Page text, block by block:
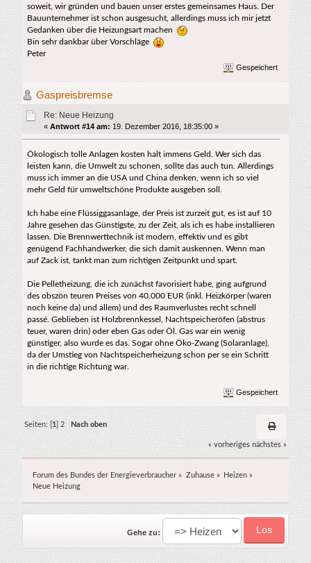
soweit, wir gründen und bauen unser erstes gemeinsames Haus. Der
Bauunternehmer ist schon ausgesucht, allerdings muss ich mir jetzt
Gedanken über die Heizungsart machen
Bin sehr dankbar über Vorschläge
Peter
Gespeichert
Gaspreisbremse
Re: Neue Heizung
« Antwort #14 am: 19. Dezember 2016, 18:35:00 »
Ökologisch tolle Anlagen kosten halt immens Geld. Wer sich das
leisten kann, die Umwelt zu schonen, sollte das auch tun. Allerdings
muss ich immer an die USA und China denken, wenn ich so viel
mehr Geld für umweltschöne Produkte ausgeben soll.
Ich habe eine Flüssiggasanlage, der Preis ist zurzeit gut, es ist auf 10
Jahre gesehen das Günstigste, zu der Zeit, als ich es habe installieren
lassen. Die Brennwerttechnik ist modern, effektiv und es gibt
genügend Fachhandwerker, die sich damit auskennen. Wenn man
auf Zack ist, tankt man zum richtigen Zeitpunkt und spart.
Die Pelletheizung, die ich zunächst favorisiert habe, ging aufgrund
des obszön teuren Preises von 40.000 EUR (inkl. Heizkörper (waren
noch keine da) und allem) und des Raumverlustes recht schnell
passé. Geblieben ist Holzbrennkessel, Nachtspeicheröfen (abstrus
teuer, waren drin) oder eben Gas oder Öl. Gas war ein wenig
günstiger, also wurde es das. Sogar ohne Öko-Zwang (Solaranlage),
da der Umstieg von Nachtspeicherheizung schon per se ein Schritt
in die richtige Richtung war.
Gespeichert
Seiten: [ 1 2 Nach oben
« vorheriges nächstes »
Forum des Bundes der Energieverbraucher » Zuhause» Heizen »
Neue Heizung
Gehe zu: